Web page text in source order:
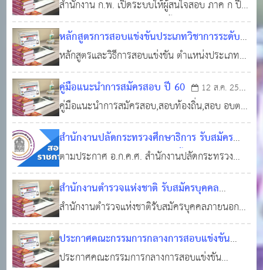
ศ 2560
ปี 2566 กรอกข้อมูลล่วงหน้าได้ตั้งแต่วันที่ 6 -
28 มกราคม 2566ก่อนวันรับสมัครสอบ ปี 2566
12 ม.ค. 2566 0 3,283
สำนักงาน ก.พ. เปิดระบบให้ผู้สนใจสอบ ภาค ก ปี
2566 กรอกข้อมูลล่วงหน้าได้ตั้งแต่วันที่ 6 - 28
มกราคม 2566ก่อนวันรับสมัครสอบ ปี 2566 ตามที่
สำนักงาน ก.พ. ได้เปิดระบบให้กรอกข้อมูลล่วงหน้า
เพื่อเป็นการเตรียมความพร้อมสมัครสอบ ภาค ก. ปี
2566 โดยจะเปิดรับสมัครสอบจร
หลักสูตรการสอบแข่งขันประเภทวิชาการระดับ
ปฏิบัติการ-2
08 ก.ย. 2560 0 5,596
หลักสูตรและวิธีการสอบแข่งขัน ตำแหน่งประเภท
วิชาการ ระดับปฏิบัติการ เพื่อบรรจุบุคคลเข้ารับ
ราชการเป็นข้าราชการหรือพนักงานส่วนท้องถิ่น พ
ศ 2560
คู่มือแนะนำการสมัครสอบ ปี 60
12 ส.ค. 2560
0
5,267
คู่มือแนะนำการสมัครสอบ,สอบท้องถิ่น,สอบ อบต
,สอบแข่งขัน,สอบบรรจุ
สำนักงานปลัดกระทรวงศึกษาธิการ รับสมัคร
สอบแข่งขันเพื่อบรรจุและแต่งตั้งบุคคลเข้ารับ
ราชการเป็นข้าราชการครูและบุคลากรทางการ
ศึกษา 9 ตำแหน่ง 208 อัตรา
30 พ.ค. 2565
0
4,924
ตามประกาศ อ.ก.ค.ศ. สำนักงานปลัดกระทรวง
ศึกษาธิการ ลงวันที่ 19 พฤษภาคม 2565 จะดำเนิน
การสอบแข่งขันเพื่อบรรจุและแต่งตั้ง บุคคลเข้ารับ
ราชการเป็นข้าราชการครูและบุคลากรทางการ
ศึกษา ตําแหน่งบุคลากรทางการศึกษาอื่น ตาม
มาตรา 38 ค. (2) ตําแหน่งประเภทวิชาการ ระดับ
สำนักงานตำรวจแห่งชาติ รับสมัครบุคคล
ภายนอก เป็นนักเรียนนายสิบตำรวจ พ.ศ. 2564
รุ่นที่ 2 จำนวน 6,599 อัตรา (นสต.)
29 พ.ย.
2564
0 6,558
สำนักงานตำรวจแห่งชาติรับสมัครบุคคลภายนอก
เป็นนักเรียนนายสิบตำรวจ พ.ศ. 2564 รุ่นที่ 2
จำนวน 6,599 อัตรา (นสต.)
ประกาศคณะกรรมการกลางการสอบแข่งขัน
พนักงานส่วนท้องถิ่น เรื่อง กำหนดวัน เวลา
ประกาศคณะกรรมการกลางการสอบแข่งขัน